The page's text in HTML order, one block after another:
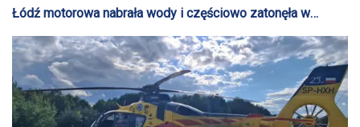
Łódź motorowa nabrała wody i częściowo zatonęła w
Nowym Duninowie